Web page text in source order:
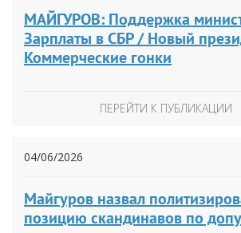
МАЙГУРОВ: Поддержка
Зарплаты в СБР / Новый
Коммерческие гонки
ПЕРЕЙТИ К ПУБЛИКАЦИИ
04/06/2026
Майгуров назвал
позицию скандинавов по